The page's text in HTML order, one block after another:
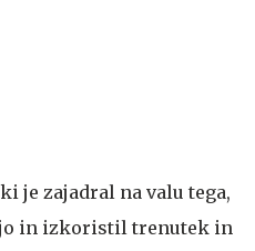
je zajadral na valu tega,
in izkoristil trenutek in